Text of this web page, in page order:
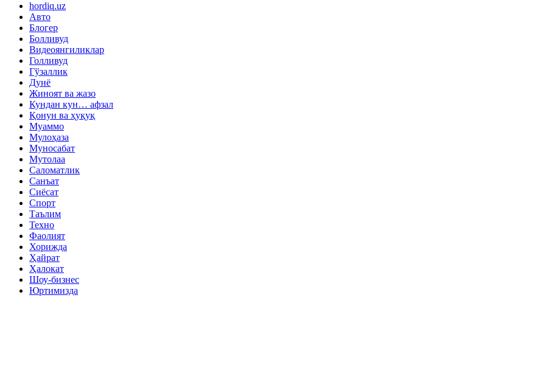
hordiq.uz
Авто
Блогер
Болливуд
Видеоянгиликлар
Голливуд
Гўзаллик
Дунё
Жиноят ва жазо
Кундан кун… афзал
Қонун ва ҳуқуқ
Муаммо
Мулоҳаза
Муносабат
Мутолаа
Саломатлик
Санъат
Сиёсат
Спорт
Таълим
Техно
Фаолият
Хорижда
Ҳайрат
Ҳалокат
Шоу-бизнес
Юртимизда